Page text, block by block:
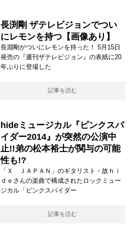
長渕剛 ザテレビジョンでつい
にレモンを持つ【画像あり】
長淵剛がついにレモンを持った！ 5月15日
発売の『週刊ザテレビジョン』の表紙に20
年ぶりに登場した
記事を読む
hideミュージカル『ピンクスパ
イダー2014』が突然の公演中
止!!弟の松本裕士が関与の可能
性も!?
「Ｘ ＪＡＰＡＮ」のギタリスト・故ｈｉ
ｄｅさんの楽曲で構成されたロックミュー
ジカル「ピンクスパイダー
記事を読む